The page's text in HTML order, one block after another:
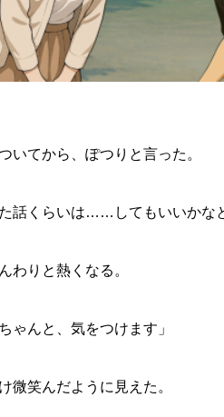
いてから、ぽつりと言った。
話くらいは……してもいいかな
わりと熱くなる。
ゃんと、気をつけます」
微笑んだように見えた。